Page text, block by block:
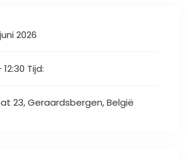
2026
Tijd:
23, Geraardsbergen, België